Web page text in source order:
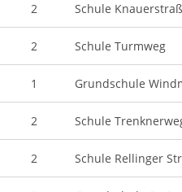
2 Schule
2 Schule Turmweg
1 Grundschule
2 Schule
2 Schule Rellinger